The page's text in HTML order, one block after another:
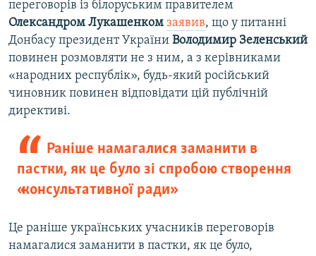
переговорів із білоруським правителем
Олександром Лукашенком заявив, що у питанні
Донбасу президент України Володимир Зеленський
повинен розмовляти не з ним, а з керівниками
«народних республік», будь-який російський
чиновник повинен відповідати цій публічній
директиві.
Раніше намагалися заманити в
пастки, як це було зі спробою створення
«консультативної ради»
Це раніше українських учасників переговорів
намагалися заманити в пастки, як це було,